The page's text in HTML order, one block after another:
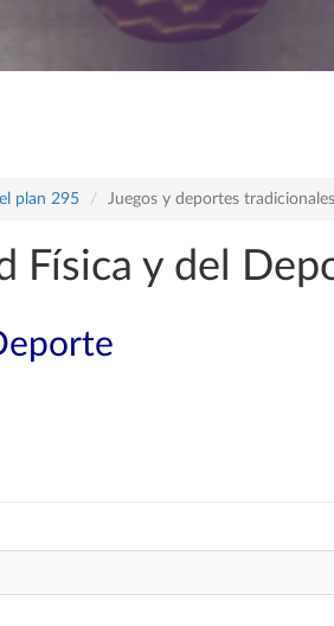
plan 295 Juegos y deportes
Física y del